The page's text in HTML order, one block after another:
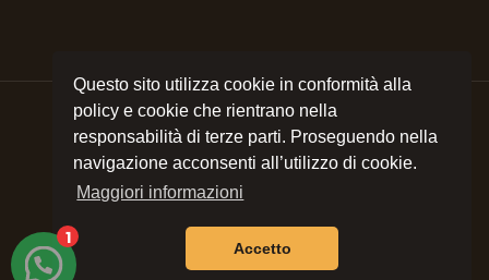
Questo sito utilizza cookie in conformità alla
policy e cookie che rientrano nella
responsabilità di terze parti. Proseguendo nella
navigazione acconsenti all’utilizzo di cookie.
Maggiori informazioni
Accetto
© 2021 All rights reservedSimonetta Marmi srl| P.I.
09053320157 | Sito e posizionamento realizzato
Privacy e cookie policy|Mappa del sito
1